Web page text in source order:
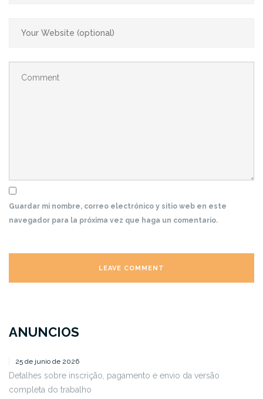
Guardar mi nombre, correo electrónico y sitio web en este
navegador para la próxima vez que haga un comentario.
ANUNCIOS
25 de junio de 2026
Detalhes sobre inscrição, pagamento e envio da versão
completa do trabalho